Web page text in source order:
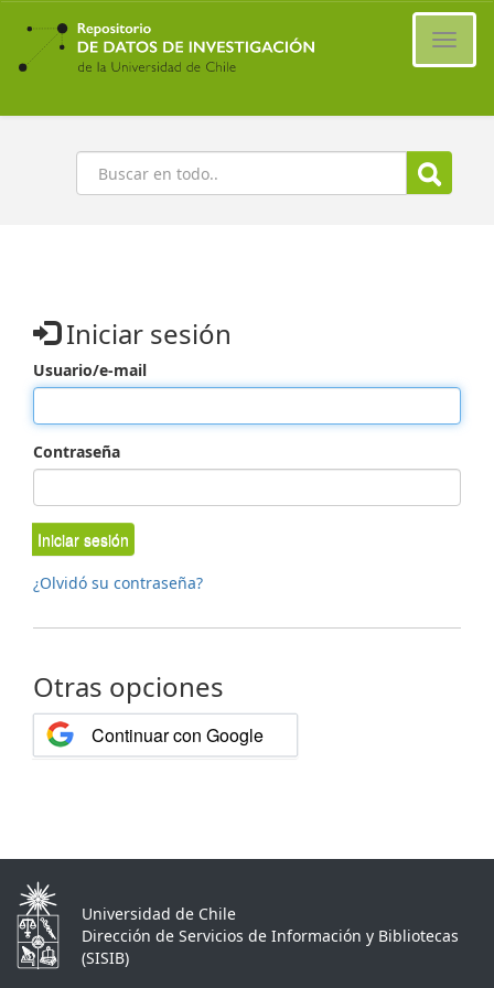
Ir
contenido
principal
Buscar
Iniciar sesión
Usuario/e-mail
Contraseña
Iniciar sesión
¿Olvidó su contraseña?
Otras opciones
Continuar con Google
Universidad de Chile
Dirección de Servicios de Información y Bibliotecas
(SISIB)